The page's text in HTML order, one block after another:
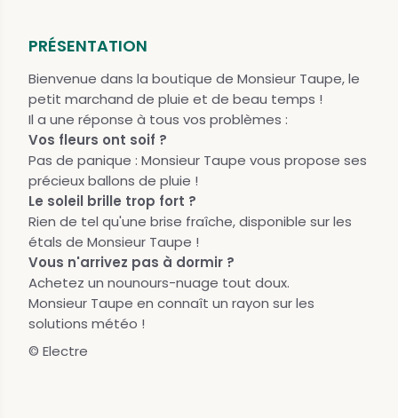
PRÉSENTATION
Bienvenue dans la boutique de Monsieur Taupe, le
petit marchand de pluie et de beau temps !
Il a une réponse à tous vos problèmes :
Vos fleurs ont soif ?
Pas de panique : Monsieur Taupe vous propose ses
précieux ballons de pluie !
Le soleil brille trop fort ?
Rien de tel qu'une brise fraîche, disponible sur les
étals de Monsieur Taupe !
Vous n'arrivez pas à dormir ?
Achetez un nounours-nuage tout doux.
Monsieur Taupe en connaît un rayon sur les
solutions météo !
© Electre